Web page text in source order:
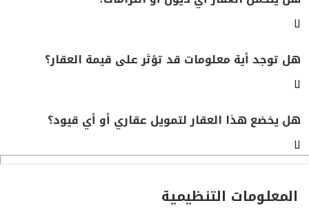
لا
هل توجد أية معلومات قد تؤثر على قيمة العقار؟
لا
هل يخضع هذا العقار لتمويل عقاري أو أي قيود؟
لا
المعلومات التنظيمية